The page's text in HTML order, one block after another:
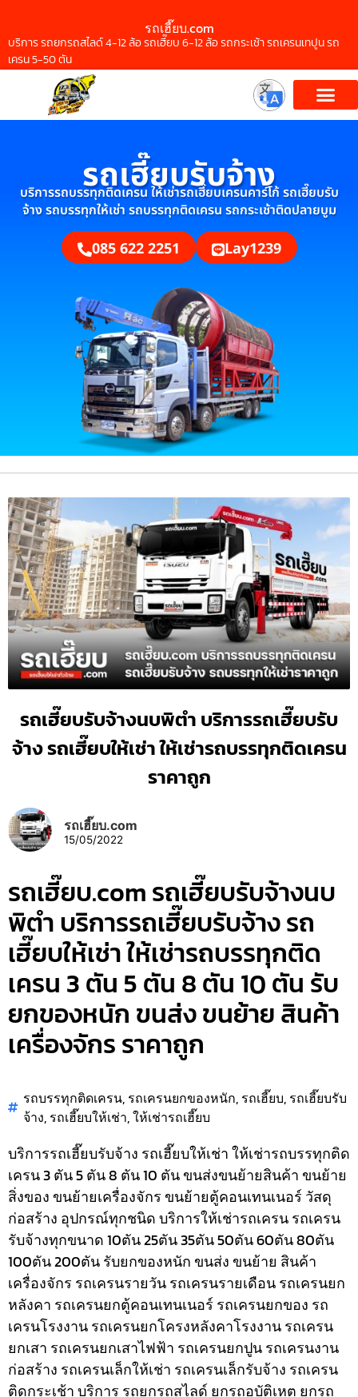
รถเฮี๊ยบ.com
บริการ รถยกรถสไลด์ 4-12 ล้อ รถเฮี๊ยบ 6-12 ล้อ รถกระเช้า รถเครนเทปูน รถ
เครน 5-50 ตัน
รถเฮี๊ยบรับจ้าง
บริการรถบรรทุกติดเครน ให้เช่ารถเฮี๊ยบเครนคาร์โก้ รถเฮี๊ยบรับ
จ้าง รถบรรทุกให้เช่า รถบรรทุกติดเครน รถกระเช้าติดปลายบูม
085 622 2251 Lay1239
รถเฮี๊ยบรับจ้างนบพิตำ บริการรถเฮี๊ยบรับ
จ้าง รถเฮี๊ยบให้เช่า ให้เช่ารถบรรทุกติดเครน
ราคาถูก
รถเฮี๊ยบ.com
15/05/2022
รถเฮี๊ยบ.com รถเฮี๊ยบรับจ้างนบ
พิตำ บริการรถเฮี๊ยบรับจ้าง รถ
เฮี๊ยบให้เช่า ให้เช่ารถบรรทุกติด
เครน 3 ตัน 5 ตัน 8 ตัน 10 ตัน รับ
ยกของหนัก ขนส่ง ขนย้าย สินค้า
เครื่องจักร ราคาถูก
รถบรรทุกติดเครน, รถเครนยกของหนัก, รถเฮี๊ยบ, รถเฮี๊ยบรับ
จ้าง, รถเฮี๊ยบให้เช่า,ให้เช่ารถเฮี๊ยบ
บริการรถเฮี๊ยบรับจ้าง รถเฮี๊ยบให้เช่า ให้เช่ารถบรรทุกติด
เครน 3 ตัน 5 ตัน 8 ตัน 10 ตัน ขนส่งขนย้ายสินค้า ขนย้าย
สิ่งของ ขนย้ายเครื่องจักร ขนย้ายตู้คอนเทนเนอร์ วัสดุ
ก่อสร้าง อุปกรณ์ทุกชนิดบริการให้เช่ารถเครน รถเครน
รับจ้างทุกขนาด 10ตัน 25ตัน 35ตัน 50ตัน 60ตัน 80ตัน
100ตัน 200ตัน รับยกของหนัก ขนส่ง ขนย้าย สินค้า
เครื่องจักร รถเครนรายวัน รถเครนรายเดือน รถเครนยก
หลังคา รถเครนยกตู้คอนเทนเนอร์ รถเครนยกของ รถ
เครนโรงงาน รถเครนยกโครงหลังคาโรงงาน รถเครน
ยกเสา รถเครนยกเสาไฟฟ้า รถเครนยกปูน รถเครนงาน
ก่อสร้าง รถเครนเล็กให้เช่า รถเครนเล็กรับจ้าง รถเครน
ติดกระเช้าบริการ รถยกรถสไลด์ ยกรถอุบัติเหตุ ยกรถ